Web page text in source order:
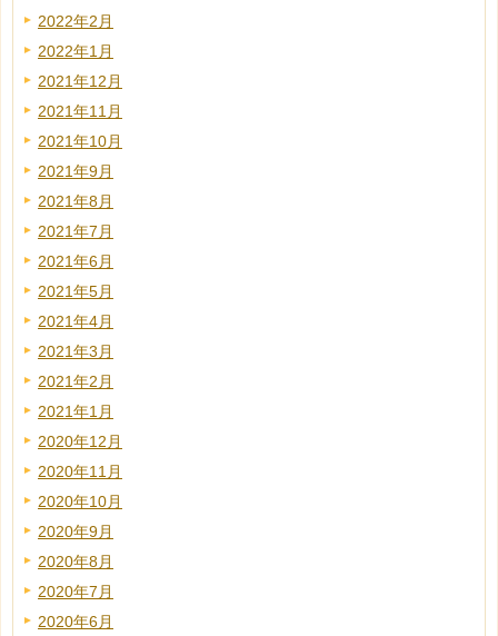
2022年2月
2022年1月
2021年12月
2021年11月
2021年10月
2021年9月
2021年8月
2021年7月
2021年6月
2021年5月
2021年4月
2021年3月
2021年2月
2021年1月
2020年12月
2020年11月
2020年10月
2020年9月
2020年8月
2020年7月
2020年6月